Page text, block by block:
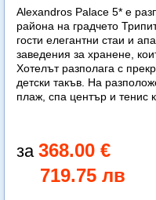
Alexandros Palace 5* e
района на градчето
гости елегантни стаи и
заведения за хранене,
Хотелът разполага с
детски такъв. На
плаж, спа център и тенис
368.00 €
719.75 лв